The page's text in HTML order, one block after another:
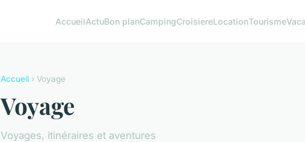
AccueilActuBon planCampingCroisiereLocationTourisme
Accueil › Voyage
Voyage
Voyages, itinéraires et aventures